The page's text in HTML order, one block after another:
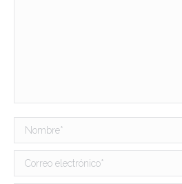
Nombre *
Correo electrónico *